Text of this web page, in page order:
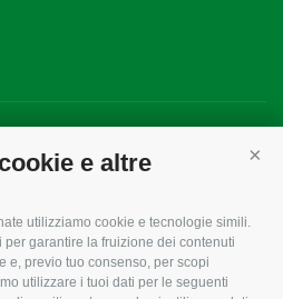
e altre
utilizziamo cookie e tecnologie simili.
garantire la fruizione dei contenuti
e, previo tuo consenso, per scopi
utilizzare i tuoi dati per le seguenti
CONFAGRICOLTURA
INFORMA